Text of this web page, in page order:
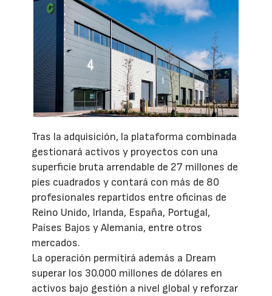
Tras la adquisición, la plataforma combinada
gestionará activos y proyectos con una
superficie bruta arrendable de 27 millones de
pies cuadrados y contará con más de 80
profesionales repartidos entre oficinas de
Reino Unido, Irlanda, España, Portugal,
Países Bajos y Alemania, entre otros
mercados.
La operación permitirá además a Dream
superar los 30.000 millones de dólares en
activos bajo gestión a nivel global y reforzar